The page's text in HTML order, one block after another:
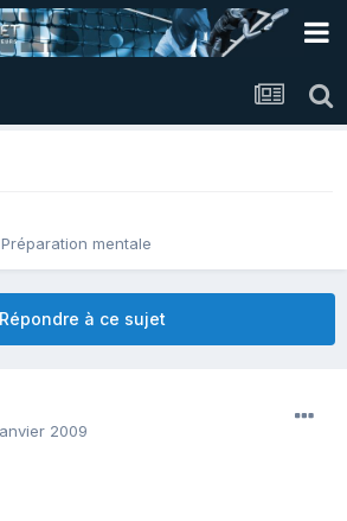
Préparation mentale
Répondre à ce sujet
2009